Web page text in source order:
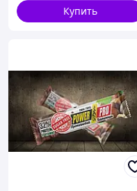
Купить